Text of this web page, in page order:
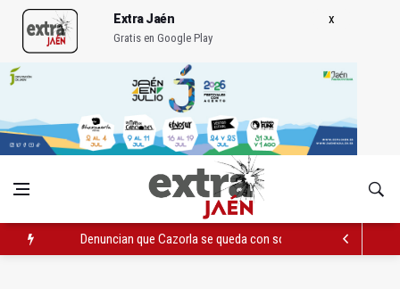
Extra Jaén
Gratis en Google Play
Denuncian que Cazorla se queda con solo dos bomberos por